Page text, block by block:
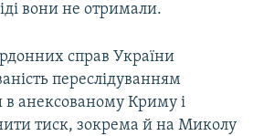
вони не отримали.
справ України
переслідуванням
анексованому Криму і
тиск, зокрема й на Миколу